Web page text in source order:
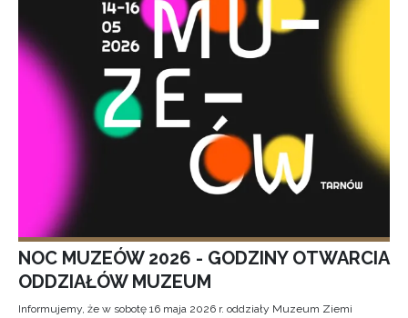
NOC MUZEÓW 2026 - GODZINY OTWARCIA
ODDZIAŁÓW MUZEUM
Informujemy, że w sobotę 16 maja 2026 r. oddziały Muzeum Ziemi